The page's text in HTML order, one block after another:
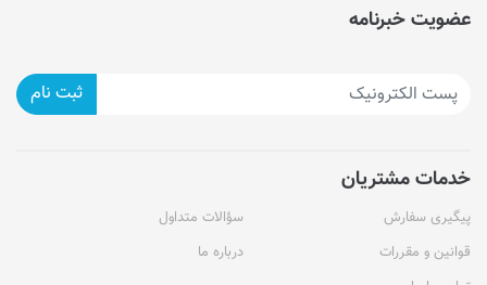
عضویت خبرنامه
ثبت نام
خدمات مشتریان
پیگیری سفارش
سؤالات متداول
قوانین و مقررات
درباره ما